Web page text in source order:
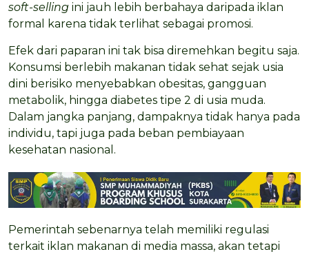
soft-selling ini jauh lebih berbahaya daripada iklan
formal karena tidak terlihat sebagai promosi.
Efek dari paparan ini tak bisa diremehkan begitu saja.
Konsumsi berlebih makanan tidak sehat sejak usia
dini berisiko menyebabkan obesitas, gangguan
metabolik, hingga diabetes tipe 2 di usia muda.
Dalam jangka panjang, dampaknya tidak hanya pada
individu, tapi juga pada beban pembiayaan
kesehatan nasional.
Pemerintah sebenarnya telah memiliki regulasi
terkait iklan makanan di media massa, akan tetapi